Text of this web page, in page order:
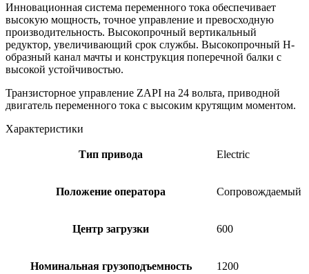
Инновационная система переменного тока обеспечивает
высокую мощность, точное управление и превосходную
производительность. Высокопрочный вертикальный
редуктор, увеличивающий срок службы. Высокопрочный Н-
образный канал мачты и конструкция поперечной балки с
высокой устойчивостью.
Транзисторное управление ZAPI на 24 вольта, приводной
двигатель переменного тока с высоким крутящим моментом.
Характеристики
Тип привода Electric
Положение оператора Сопровождаемый
Центр загрузки 600
Номинальная грузоподъемность 1200